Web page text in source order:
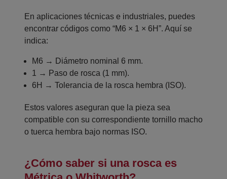
En aplicaciones técnicas e industriales, puedes
encontrar códigos como “M6 × 1 × 6H”. Aquí se
indica:
M6 → Diámetro nominal 6 mm.
1 → Paso de rosca (1 mm).
6H → Tolerancia de la rosca hembra (ISO).
Estos valores aseguran que la pieza sea
compatible con su correspondiente tornillo macho
o tuerca hembra bajo normas ISO.
¿Cómo saber si una rosca es